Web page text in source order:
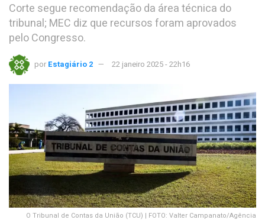
Corte segue recomendação da área técnica do
tribunal; MEC diz que recursos foram aprovados
pelo Congresso.
por Estagiário 2 22 janeiro 2025 - 22h16
O Tribunal de Contas da União (TCU) | FOTO: Valter Campanato/Agência